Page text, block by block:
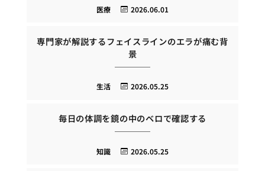
2026.06.01
医療
専門家が解説するフェイスラインのエラが痛む背
景
2026.05.25
生活
毎日の体調を鏡の中のベロで確認する
2026.05.25
知識